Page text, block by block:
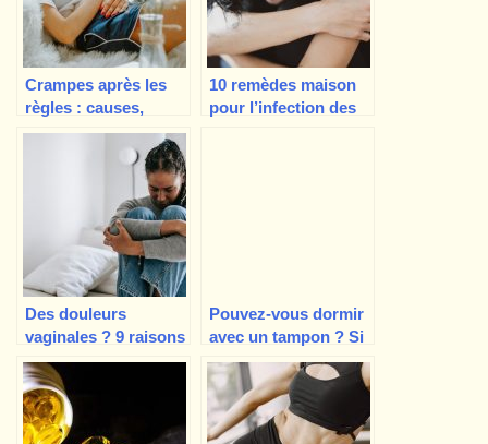
Crampes après les
règles : causes,
symptômes et
10 remèdes maison
pour l’infection des
Des douleurs
vaginales ? 9 raisons
pour lesquelles votre
vagin vous fait mal
Pouvez-vous dormir
avec un tampon ? Si
oui, combien de
temps ?